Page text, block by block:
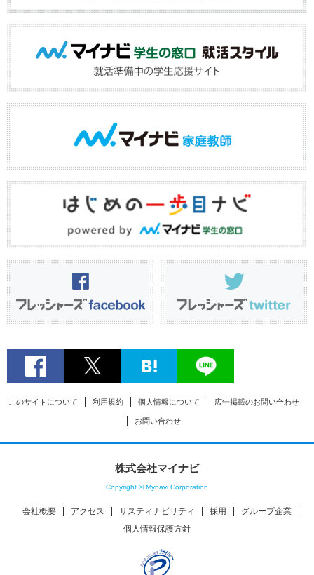
このサイトについて 利用規約 個人情報について 広告掲載のお問い合わせ
お問い合わせ
株式会社マイナビ
Copyright © Mynavi Corporation
会社概要 アクセス サスティナビリティ 採用
グループ企業
個人情報保護方針